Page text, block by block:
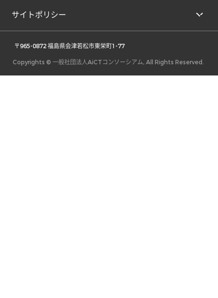
サイトポリシー
〒965-0872 福島県会津若松市東栄町1-77
Copyrights © 一般社団法人AiCTコンソーシアム, All Rights Reserved.